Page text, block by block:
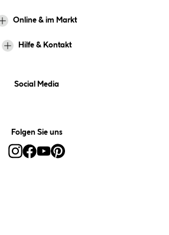
Online & im Markt
Hilfe & Kontakt
Social Media
Folgen Sie uns